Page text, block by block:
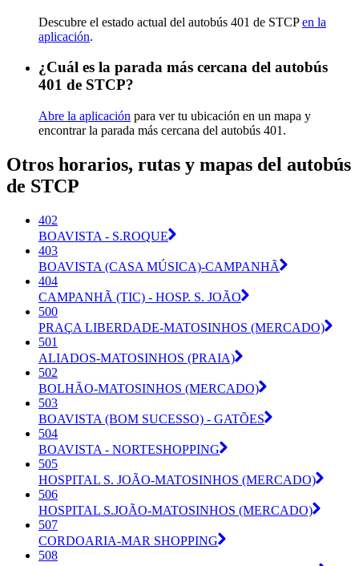
Descubre el estado actual del autobús 401 de STCPen la
aplicación.
¿Cuál es la parada más cercana del autobús
401 de STCP?
Abre la aplicación para ver tu ubicación en un mapa y
encontrar la parada más cercana del autobús 401.
Otros horarios, rutas y mapas del autobús
de STCP
402
BOAVISTA - S.ROQUE
403
BOAVISTA (CASA MÚSICA)-CAMPANHÃ
404
CAMPANHÃ (TIC) - HOSP. S. JOÃO
500
PRAÇA LIBERDADE-MATOSINHOS (MERCADO)
501
ALIADOS-MATOSINHOS (PRAIA)
502
BOLHÃO-MATOSINHOS (MERCADO)
503
BOAVISTA (BOM SUCESSO) - GATÕES
504
BOAVISTA - NORTESHOPPING
505
HOSPITAL S. JOÃO-MATOSINHOS (MERCADO)
506
HOSPITAL S.JOÃO-MATOSINHOS (MERCADO)
507
CORDOARIA-MAR SHOPPING
508